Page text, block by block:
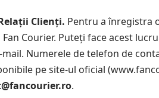
Clienți. Pentru a înregistra
Courier. Puteți face acest
Numerele de telefon de
pe site-ul oficial (
.